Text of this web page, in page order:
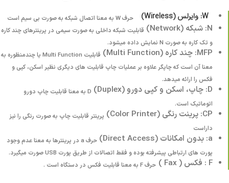
W: وایرلس (Wireless) حرف W به معنا اتصال شبکه به صورت بی سیم است
N: شبکه (Network)
قابلیت شبکه داخلی به صورت سیمی در پرینترهای چند کاره
و تک کاره به صورت N نمایش داده میشود.
MFP: چند کاره (Multi Function)
قابلیت Multi Function یا چندمنظوره به
معنا آن است که چاپگر علاوه بر عملیات چاپ قابلیت های دیگری نظیر اسکن، کپی و
فکس را ارائه میدهد.
D: چاپ، اسکن و کپی دورو (Duplex)
D به معنا قابلیت چاپ دورو
اتوماتیک است.
CP: پرینت رنگی (Color Printer)
پرینتر قابلیت چاپ به صورت رنگی را نیز
داراست
a: بدون امکانات (Direct Access)
حرف a در پرینترها به معنا عدم وجود
پورت های ارتباطی پیشرفته بوده و فقط اتصالات از طریق پورت USB صورت میگیرد.
F : فکس ( Fax ) حرف F به معنا قابلیت فکس در دستگاه است .